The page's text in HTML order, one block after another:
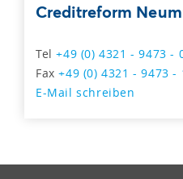
Creditreform
Tel+49 (0) 4321 - 9473 -
Fax+49 (0) 4321 - 9473 -
E-Mail schreiben